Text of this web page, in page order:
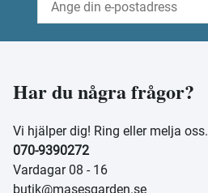
Har du några frågor?
Vi hjälper dig! Ring eller melja oss.
070-9390272
Vardagar 08 - 16
butik@masesgarden.se